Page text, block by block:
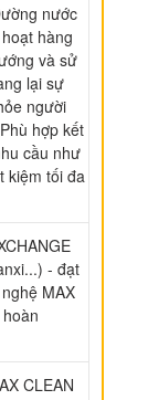
nước
hàng
và sử
lại sự
người
hợp kết
cầu như
kiệm tối đa
- đạt
MAX
CLEAN